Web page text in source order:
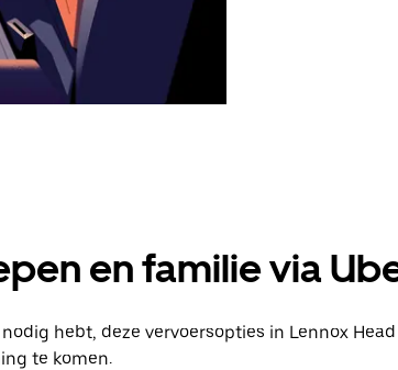
en familie via
hebt, deze vervoersopties in Lennox
te komen.